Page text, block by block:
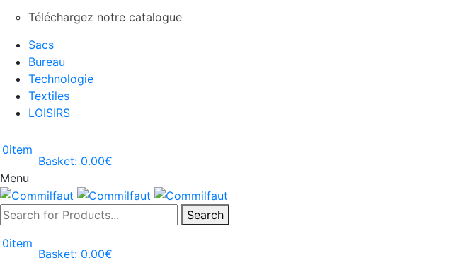
Téléchargez notre catalogue
Sacs
Bureau
Technologie
Textiles
LOISIRS
0item
Basket: 0.00€
Menu
Search
0item
Basket: 0.00€